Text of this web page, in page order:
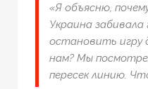
«Я объясню,
Украина
остановить игру
нам? Мы
пересек линию.